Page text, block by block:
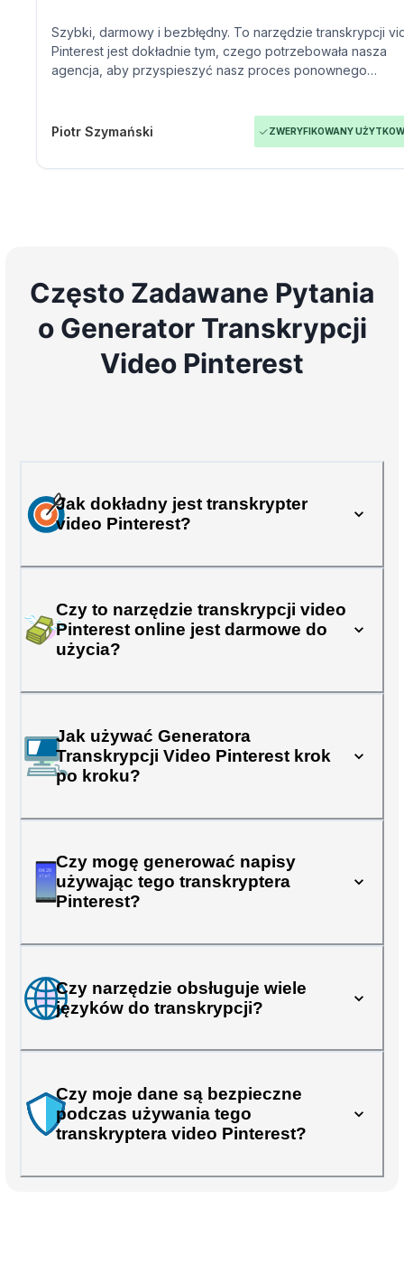
Szybki, darmowy i bezbłędny. To narzędzie transkrypcji
Pinterest jest dokładnie tym, czego potrzebowała nasza
agencja, aby przyspieszyć nasz proces ponownego
Piotr Szymański ZWERYFIKOWANY
Często Zadawane Pytania
o Generator Transkrypcji
Video Pinterest
Jak dokładny jest transkrypter
video Pinterest?
Czy to narzędzie transkrypcji video
Pinterest online jest darmowe do
użycia?
Jak używać Generatora
Transkrypcji Video Pinterest krok
po kroku?
Czy mogę generować napisy
używając tego transkryptera
Pinterest?
Czy narzędzie obsługuje wiele
języków do transkrypcji?
Czy moje dane są bezpieczne
podczas używania tego
transkryptera video Pinterest?